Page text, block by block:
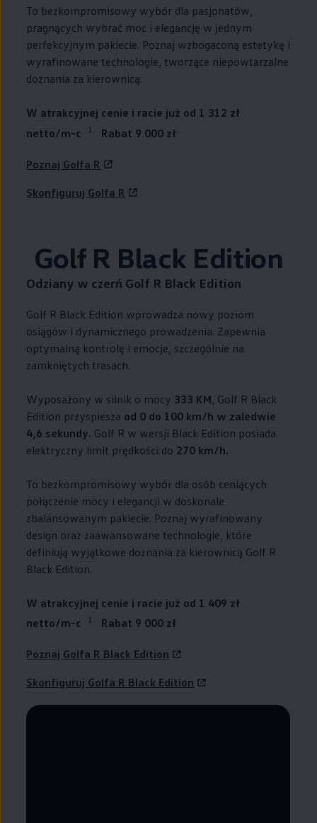
To bezkompromisowy wybór dla pasjonatów,
pragnących wybrać moc i elegancję w jednym
perfekcyjnym pakiecie. Poznaj wzbogaconą estetykę i
wyrafinowane technologie, tworzące niepowtarzalne
doznania za kierownicą.
W atrakcyjnej cenie i racie już od 1 312 zł
netto/m-c
1 Rabat 9 000 zł
Poznaj Golfa R
Skonfiguruj Golfa R
Golf R Black Edition
Odziany w czerń Golf R Black Edition
Golf R Black Edition wprowadza nowy poziom
osiągów i dynamicznego prowadzenia. Zapewnia
optymalną kontrolę i emocje, szczególnie na
zamkniętych trasach.
Wyposażony w silnik o mocy 333 KM , Golf R Black
Edition przyspiesza od 0 do 100 km/h w zaledwie
4,6 sekundy. Golf R w wersji Black Edition posiada
elektryczny limit prędkości do 270 km/h.
To bezkompromisowy wybór dla osób ceniących
połączenie mocy i elegancji w doskonale
zbalansowanym pakiecie. Poznaj wyrafinowany
design oraz zaawansowane technologie, które
definiują wyjątkowe doznania za kierownicą Golf R
Black Edition.
W atrakcyjnej cenie i racie już od 1 409 zł
netto/m-c
1 Rabat 9 000 zł
Poznaj Golfa R Black Edition
Skonfiguruj Golfa R Black Edition